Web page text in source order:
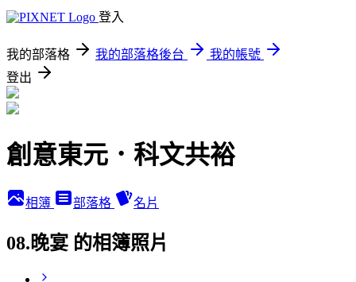
登入
我的部落格 我的部落格後台
我的帳號
登出
創意東元．科文共裕
相簿 部落格 名片
08.晚宴 的相簿照片